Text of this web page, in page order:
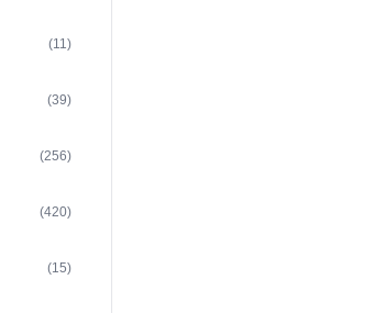
(11)
(39)
(256)
(420)
(15)